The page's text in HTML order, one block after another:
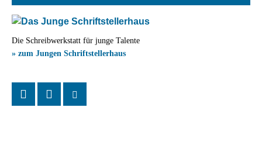
Die Schreibwerkstatt für junge Talente
» zum Jungen Schriftstellerhaus